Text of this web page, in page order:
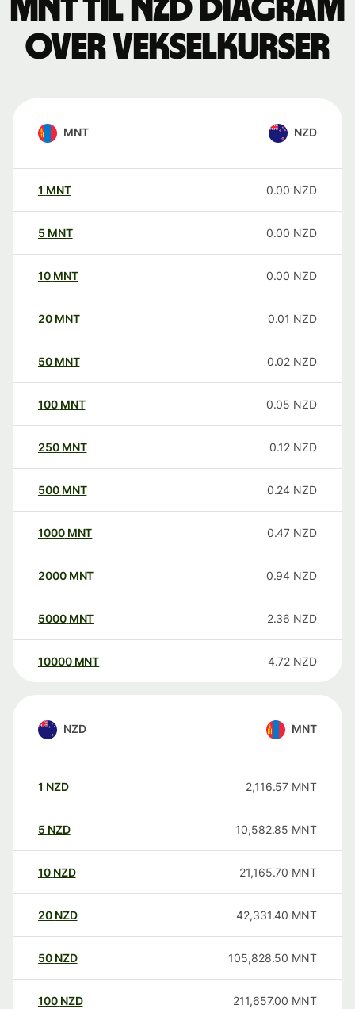
MNT til NZD Diagram
over vekselkurser
MNT NZD
1 MNT 0.00 NZD
5 MNT 0.00 NZD
10 MNT 0.00 NZD
20 MNT 0.01 NZD
50 MNT 0.02 NZD
100 MNT 0.05 NZD
250 MNT 0.12 NZD
500 MNT 0.24 NZD
1000 MNT 0.47 NZD
2000 MNT 0.94 NZD
5000 MNT 2.36 NZD
10000 MNT 4.72 NZD
NZD MNT
1 NZD 2,116.57 MNT
5 NZD 10,582.85 MNT
10 NZD 21,165.70 MNT
20 NZD 42,331.40 MNT
50 NZD 105,828.50 MNT
100 NZD 211,657.00 MNT